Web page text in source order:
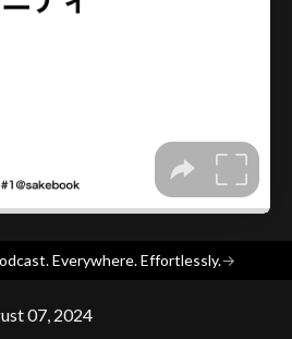
Everywhere. Effortlessly.→
07, 2024